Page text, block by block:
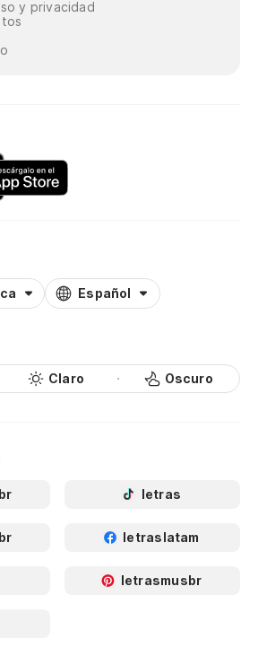
y privacidad
Español
Claro Oscuro
letras
letraslatam
letrasmusbr